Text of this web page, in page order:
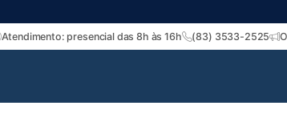
Atendimento: presencial das 8h às 16h (83) 3533-2525